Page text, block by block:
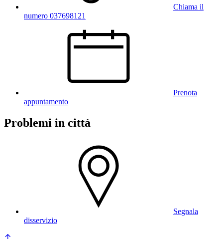
Chiama il
numero 037698121
Prenota
appuntamento
Problemi in città
Segnala
disservizio